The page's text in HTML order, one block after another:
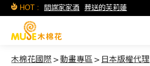
HOT : 間諜家家酒 葬送的芙莉蓮
木棉花國際 >動畫專區 > 日本版權代理